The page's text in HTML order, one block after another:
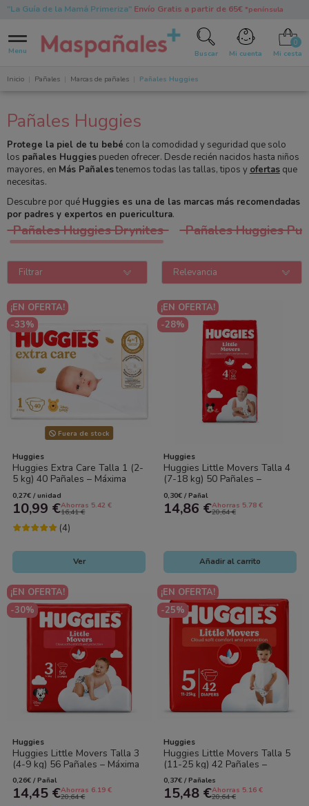
"La Guía de la Mamá Primeriza"Envío Gratis a partir de 65€ *península
Menu Buscar Mi cuenta Mi cesta
Inicio Pañales Marcas de pañales Pañales Huggies
Pañales Huggies
Protege la piel de tu bebé con la comodidad y seguridad que solo
los pañales Huggiespueden ofrecer. Desde recién nacidos hasta niños
mayores, en Más Pañalestenemos todas las tallas, tipos y ofertasque
necesitas.
Descubre por qué Huggies es una de las marcas más recomendadas
por padres y expertos en puericultura.
Pañales Huggies Drynites Pañales Huggies
Filtrar Relevancia
¡EN OFERTA!
-33%
Fuera de stock
Huggies
Huggies Extra Care Talla 1 (2-
5 kg) 40 Pañales – Máxima
Protección y Suavidad para...
0,27€ / unidad
10,99 €Ahorras 5.42 €
16,41 €
(4)
Ver
¡EN OFERTA!
-28%
Huggies
Huggies Little Movers Talla 4
(7-18 kg) 50 Pañales –
Libertad de Movimiento y...
0,30€ / Pañal
14,86 €Ahorras 5.78 €
20,64 €
Añadir al carrito
¡EN OFERTA!
-30%
Huggies
Huggies Little Movers Talla 3
(4-9 kg) 56 Pañales – Máxima
Libertad y Protección para...
0,26€ / Pañal
14,45 €Ahorras 6.19 €
20,64 €
¡EN OFERTA!
-25%
Huggies
Huggies Little Movers Talla 5
(11-25 kg) 42 Pañales –
Máxima Libertad y Protección
para...
0,37€ / Pañales
15,48 €Ahorras 5.16 €
20,64 €